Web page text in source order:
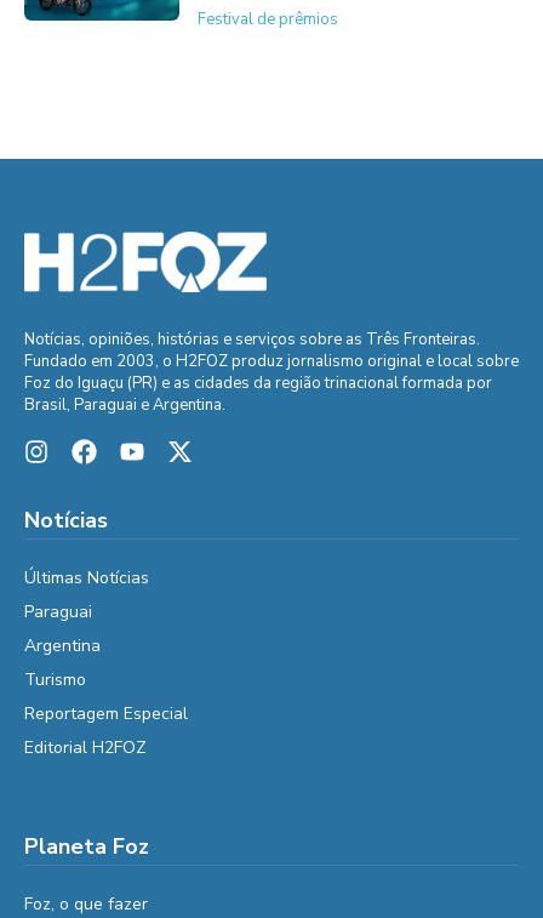
Festival de prêmios
Notícias, opiniões, histórias e serviços sobre as Três Fronteiras.
Fundado em 2003, o H2FOZ produz jornalismo original e local sobre
Foz do Iguaçu (PR) e as cidades da região trinacional formada por
Brasil, Paraguai e Argentina.
Notícias
Últimas Notícias
Paraguai
Argentina
Turismo
Reportagem Especial
Editorial H2FOZ
Planeta Foz
Foz, o que fazer